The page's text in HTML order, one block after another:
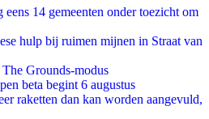
14 gemeenten onder toezicht om
hulp bij ruimen mijnen in Straat van
Grounds-modus
beta begint 6 augustus
raketten dan kan worden aangevuld,